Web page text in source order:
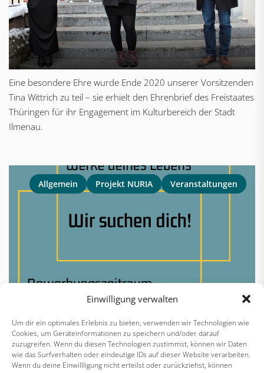
Einwilligung verwalten
Um dir ein optimales Erlebnis zu bieten, verwenden wir Technologien wie
Cookies, um Geräteinformationen zu speichern und/oder darauf
zuzugreifen. Wenn du diesen Technologien zustimmst, können wir Daten
wie das Surfverhalten oder eindeutige IDs auf dieser Website verarbeiten.
Wenn du deine Einwillligung nicht erteilst oder zurückziehst, können
Eine besondere Ehre wurde Ende 2020 unserer Vorsitzenden
Tina Wittrich zu teil – sie erhielt den Ehrenbrief des Freistaates
Thüringen für ihr Engagement im Kulturbereich der Stadt
Ilmenau.
Allgemein Projekt NURIA Veranstaltungen
Du bist künstlerisch aktiv? Du kommst aus Thüringen oder
wohnst hier? Du möchtest deine Kunst der Öffentlichkeit